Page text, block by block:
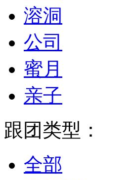
溶洞
公司
蜜月
亲子
跟团类型：
全部